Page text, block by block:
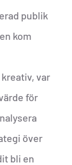
publik
kom
var
för
över
bli en